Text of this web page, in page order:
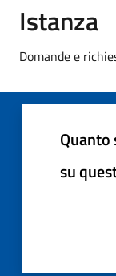
Istanza
Domande e
su